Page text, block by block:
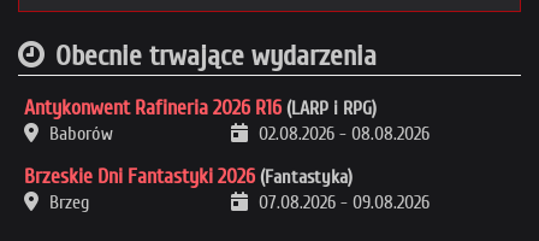
Obecnie trwające wydarzenia
Antykonwent Rafineria 2026 R16 (LARP i RPG)
Baborów
02.08.2026 - 08.08.2026
Brzeskie Dni Fantastyki 2026 (Fantastyka)
Brzeg
07.08.2026 - 09.08.2026